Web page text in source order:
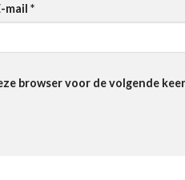
mail*
browser voor de volgende